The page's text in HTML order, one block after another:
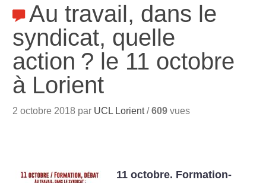
Au travail, dans le
syndicat, quelle
action ? le 11 octobre
à Lorient
2 octobre 2018 par UCL Lorient/609 vues
11 octobre. Formation-